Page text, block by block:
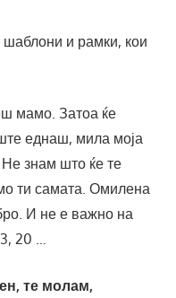
и рамки, кои
мамо. Затоа ќе
еднаш, мила моја
знам што ќе те
ти самата. Омилена
И не е важно на
20 …
те молам,